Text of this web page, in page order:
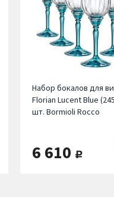
Набор бокалов для
Florian Lucent Blue
шт. Bormioli Rocco
6 610 руб.